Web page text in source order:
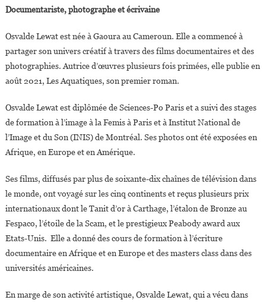
Documentariste, photographe et écrivaine
Osvalde Lewat est née à Gaoura au Cameroun. Elle a commencé à
partager son univers créatif à travers des films documentaires et des
photographies. Autrice d’œuvres plusieurs fois primées, elle publie en
août 2021, Les Aquatiques, son premier roman.
Osvalde Lewat est diplômée de Sciences-Po Paris et a suivi des stages
de formation à l’image à la Femis à Paris et à Institut National de
l’Image et du Son (INIS) de Montréal. Ses photos ont été exposées en
Afrique, en Europe et en Amérique.
Ses films, diffusés par plus de soixante-dix chaînes de télévision dans
le monde, ont voyagé sur les cinq continents et reçus plusieurs prix
internationaux dont le Tanit d’or à Carthage, l’étalon de Bronze au
Fespaco, l’étoile de la Scam, et le prestigieux Peabody award aux
Etats-Unis. Elle a donné des cours de formation à l’écriture
documentaire en Afrique et en Europe et des masters class dans des
universités américaines.
En marge de son activité artistique, Osvalde Lewat, qui a vécu dans